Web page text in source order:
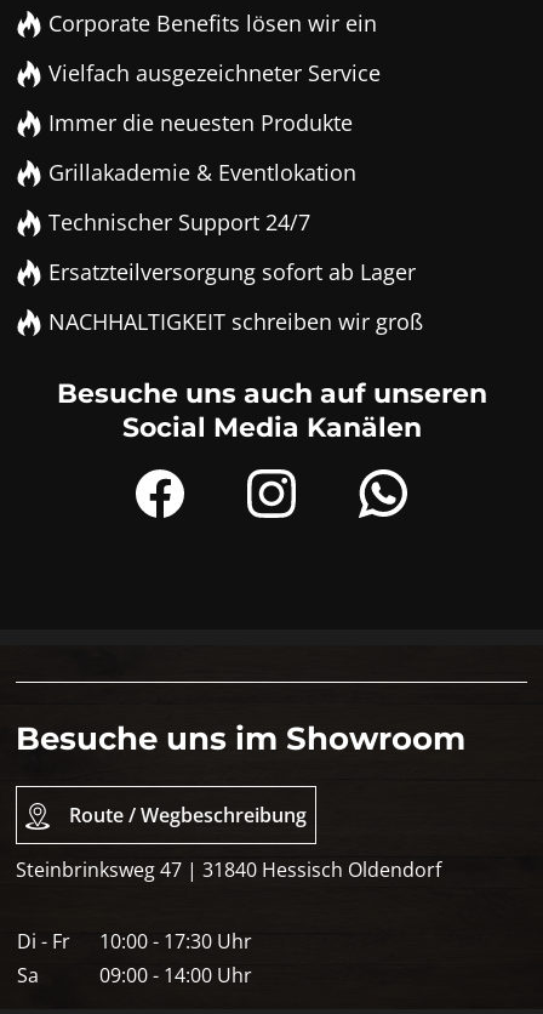
Corporate Benefits lösen wir ein
Vielfach ausgezeichneter Service
Immer die neuesten Produkte
Grillakademie & Eventlokation
Technischer Support 24/7
Ersatzteilversorgung sofort ab Lager
NACHHALTIGKEIT schreiben wir groß
Besuche uns auch auf unseren
Social Media Kanälen
Besuche uns im Showroom
Route / Wegbeschreibung
Steinbrinksweg 47 | 31840 Hessisch Oldendorf
Di - Fr
10:00 - 17:30 Uhr
Sa
09:00 - 14:00 Uhr